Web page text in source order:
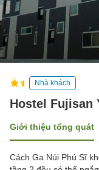
Nhà khách
Hostel Fujisan
Giới thiệu tổng quát
Cách Ga Núi Phú Sĩ